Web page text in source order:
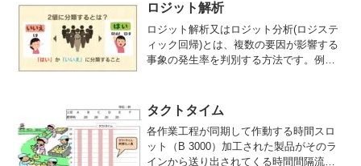
ロジット解析
ロジット解析又はロジット分析(ロジステ
ィック回帰)とは、複数の要因が影響する
事象の発生率を判別する方法です。例え
定することができます。
タクトタイム
各作業工程が同期して作動する時間スロ
ット（B 3000）加工された製品がそのラ
インから送り出されてくる時間間隔流れ